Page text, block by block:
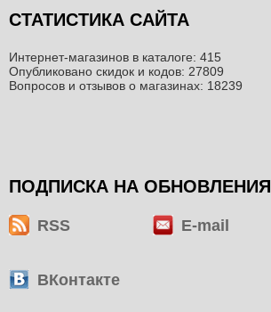
СТАТИСТИКА САЙТА
Интернет-магазинов в каталоге: 415
Опубликовано скидок и кодов: 27809
Вопросов и отзывов о магазинах: 18239
ПОДПИСКА НА ОБНОВЛЕНИЯ
RSS E-mail
ВКонтакте